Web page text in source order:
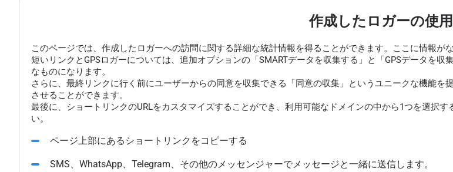
作成したロガーの使
このページでは、作成したロガーへの訪問に関する詳細な統計情報を得ることができます。ここに情報が
短いリンクとGPSロガーについては、追加オプションの「SMARTデータを収集する」と「GPSデータを
なものになります。
さらに、最終リンクに行く前にユーザーからの同意を収集できる「同意の収集」というユニークな機能
させることができます。
最後に、ショートリンクのURLをカスタマイズすることができ、利用可能なドメインの中から1つを選択
い。
ページ上部にあるショートリンクをコピーする
SMS、WhatsApp、Telegram、その他のメッセンジャーでメッセージと一緒に送信します。